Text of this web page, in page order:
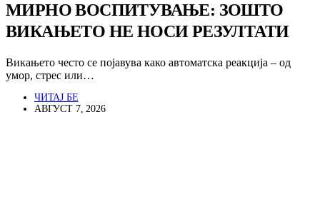
МИРНО ВОСПИТУВАЊЕ: ЗОШТО
ВИКАЊЕТО НЕ НОСИ РЕЗУЛТАТИ
Викањето често се појавува како автоматска реакција – од
умор, стрес или…
ЧИТАЈ БЕ
АВГУСТ 7, 2026